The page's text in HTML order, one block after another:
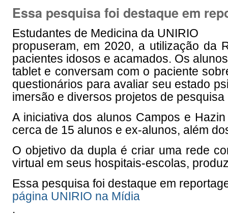
Essa pesquisa foi destaque em
Estudantes de Medicina da UNIRIO
propuseram, em 2020, a utilização da
pacientes idosos e acamados. Os
tablet e conversam com o paciente
questionários para avaliar seu estado
imersão e diversos projetos de
A iniciativa dos alunos Campos e
cerca de 15 alunos e ex-alunos, além
O objetivo da dupla é criar uma rede
virtual em seus hospitais-escolas,
Essa pesquisa foi destaque em
página UNIRIO na Mídia
.